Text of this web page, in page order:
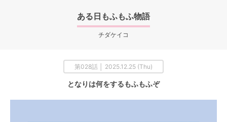
ある日もふもふ物語
チダケイコ
第028話 │ 2025.12.25 (Thu)
となりは何をするもふもふぞ